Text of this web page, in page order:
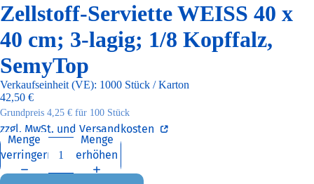
Zellstoff-Serviette WEISS 40 x
40 cm; 3-lagig; 1/8 Kopffalz,
SemyTop
Verkaufseinheit (VE): 1000 Stück / Karton
42,50 €
Grundpreis 4,25 € für 100 Stück
zzgl. MwSt. und Versandkosten
Menge
verringern
Menge
erhöhen